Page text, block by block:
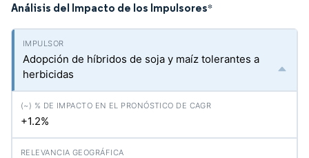
Análisis del Impacto de los Impulsores*
Adopción de híbridos de soja y maíz tolerantes a
herbicidas
+1.2%